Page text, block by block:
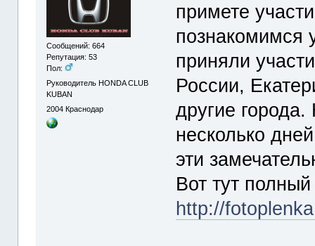
Сообщений: 664
Репутация: 53
Пол:
Руководитель HONDA CLUB
KUBAN
2004 Краснодар
примете
познакомимся
приняли
России,
другие
несколько
эти
Вот тут
http://